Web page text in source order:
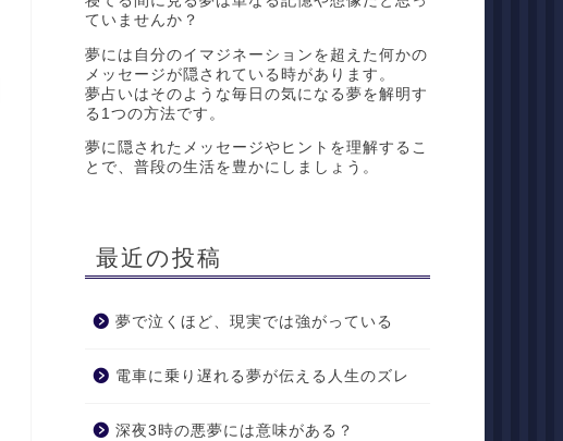
ていませんか？
夢には自分のイマジネーションを超えた何かの
メッセージが隠されている時があります。
夢占いはそのような毎日の気になる夢を解明す
る1つの方法です。
夢に隠されたメッセージやヒントを理解するこ
とで、普段の生活を豊かにしましょう。
最近の投稿
夢で泣くほど、現実では強がっている
電車に乗り遅れる夢が伝える人生のズレ
深夜3時の悪夢には意味がある？